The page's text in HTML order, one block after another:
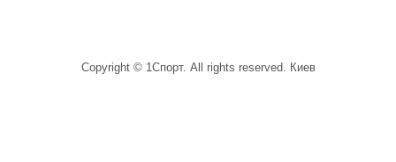
Copyright © 1Спорт. All rights reserved. Киев